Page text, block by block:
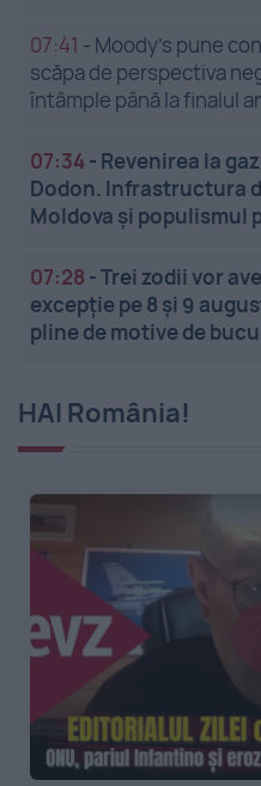
07:41 - Moody’s pune
scăpa de perspectiva
întâmple până la finalul
07:34- Revenirea la
Dodon. Infrastructura
Moldova și populismul
07:28 -Trei zodii vor
excepție pe 8 și 9
pline de motive de
HAI România!